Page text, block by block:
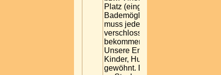
Platz (eingezäunter Garten,
Bademöglichkeit, Stall
muss jede Nacht
verschlossen werden)
bekommen würde.
Unsere Enten sind an
Kinder, Hund und Katzen
gewöhnt. Der Unterschied